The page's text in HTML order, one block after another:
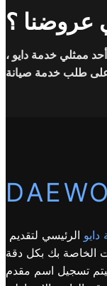
عروضنا ؟
ممثلي خدمة دايو ،
الرئيسي لتقديم
الخاصة بك بكل دقة
تسجيل اسم مقدم